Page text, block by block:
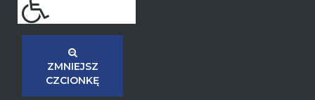
ZMNIEJSZ
CZCIONKĘ